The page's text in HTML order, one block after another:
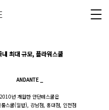
내 최대 규모, 플라워스쿨
ANDANTE _
2010년 개원한 안단테스쿨은
룸스쿨(일반), 강남점, 홍대점, 인천점